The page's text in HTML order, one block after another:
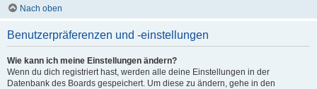
Nach oben
Benutzerpräferenzen und -einstellungen
Wie kann ich meine Einstellungen ändern?
Wenn du dich registriert hast, werden alle deine Einstellungen in der
Datenbank des Boards gespeichert. Um diese zu ändern, gehe in den